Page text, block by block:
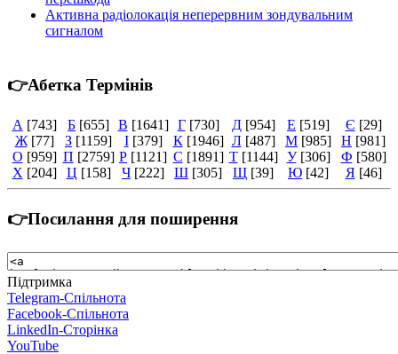
Активна радіолокація неперервним зондувальним
сигналом
👉Абетка Термінів
А [743] Б [655] В [1641] Г [730] Д [954] Е [519] Є [29]
Ж [77] З [1159] І [379] К [1946] Л [487] М [985] Н [981]
О [959] П [2759] Р [1121] С [1891] Т [1144] У [306] Ф [580]
Х [204] Ц [158] Ч [222] Ш [305] Щ [39] Ю [42] Я [46]
👉Посилання для поширення
Підтримка
Telegram-Спільнота
Facebook-Спільнота
LinkedIn-Сторінка
YouTube